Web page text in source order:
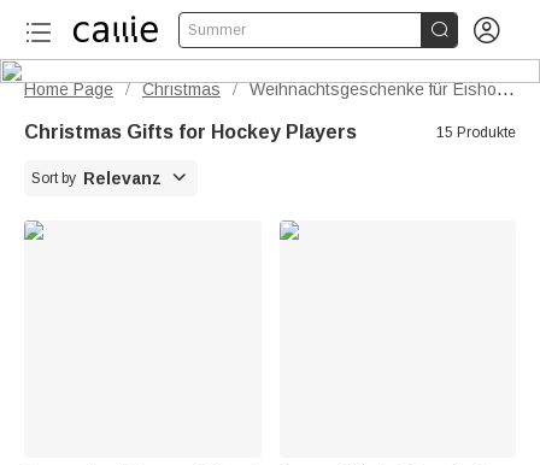
Summer  
Home Page / Christmas / Weihnachtsgeschenke für Eishockeyspieler
Christmas Gifts for Hockey Players 15 Produkte
Sort by Relevanz 